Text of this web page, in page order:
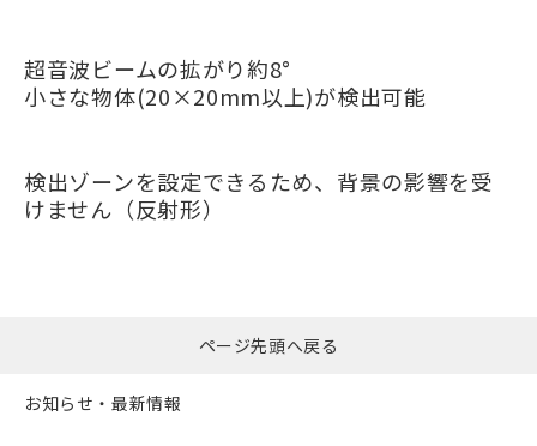
超音波ビームの拡がり約8°
小さな物体(20×20mm以上)が検出可能
検出ゾーンを設定できるため、背景の影響を受
けません（反射形）
ページ先頭へ戻る
お知らせ・最新情報